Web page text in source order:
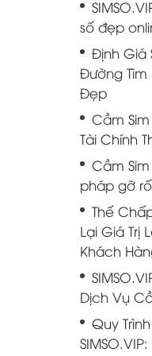
số đẹp
Định Giá
Đường Tìm
Đẹp
Cầm
Tài Chính
Cầm
pháp gỡ
Thế
Lại Giá Trị
Khách
Dịch Vụ
Quy